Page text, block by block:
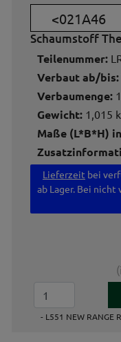
<021A46
Schaumstoff
Teilenummer:
Verbaut ab/bis:
Verbaumenge: 1
Gewicht: 1,015
Maße (L*B*H)
Lieferzeit bei
ab Lager. Bei nicht
- L551 NEW RANGE